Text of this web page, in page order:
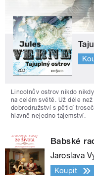
Lincolnův ostrov nikdo
na celém světě. Už déle
dobrodružství s pěticí
hlavně nejedno tajemství.
Babské
Jaroslava
Koupit